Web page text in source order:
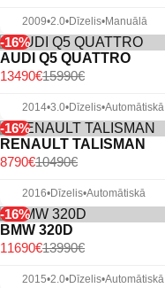
2009•2.0•Dīzelis•Manuālā
-16%
AUDI Q5 QUATTRO
15990€
13490€
2014•3.0•Dīzelis•Automātiskā
-16%
RENAULT TALISMAN
10490€
8790€
2016•Dīzelis•Automātiskā
-16%
BMW 320D
13990€
11690€
2015•2.0•Dīzelis•Automātiskā